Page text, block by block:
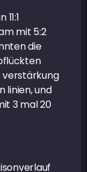
mit 5:2
die
linien, und
3 mal 20